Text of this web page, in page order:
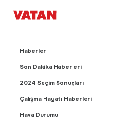
Haberler
Son Dakika Haberleri
2024 Seçim Sonuçları
Çalışma Hayatı Haberleri
Hava Durumu